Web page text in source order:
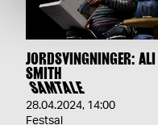
JORDSVINGNINGER: ALI
SMITH
SAMTALE
28.04.2024, 14:00
Festsal